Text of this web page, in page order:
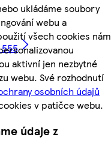
ukládáme soubory
webu a
všech cookies nám
aktivní jen nezbytné
webu. Své rozhodnutí
osobních údajů
v patičce webu.
údaje z